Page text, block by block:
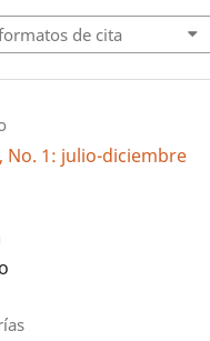
de cita
No. 1: julio-diciembre